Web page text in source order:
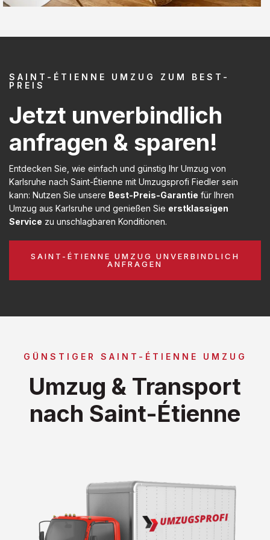
SAINT-ÉTIENNE UMZUG ZUM BEST-
PREIS
Jetzt unverbindlich
anfragen & sparen!
Entdecken Sie, wie einfach und günstig Ihr Umzug von
Karlsruhe nach Saint-Étienne mit Umzugsprofi Fiedler sein
kann: Nutzen Sie unsere Best-Preis-Garantie für Ihren
Umzug aus Karlsruhe und genießen Sie erstklassigen
Service zu unschlagbaren Konditionen.
SAINT-ÉTIENNE UMZUG UNVERBINDLICH
ANFRAGEN
GÜNSTIGER SAINT-ÉTIENNE UMZUG
Umzug & Transport
nach Saint-Étienne